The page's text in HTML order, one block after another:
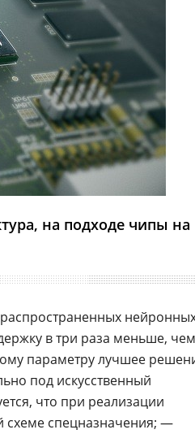
на подходе чипы на
в три раза меньше, чем
параметру лучшее
под искусственный
что при реализации
схеме спецназначения; —